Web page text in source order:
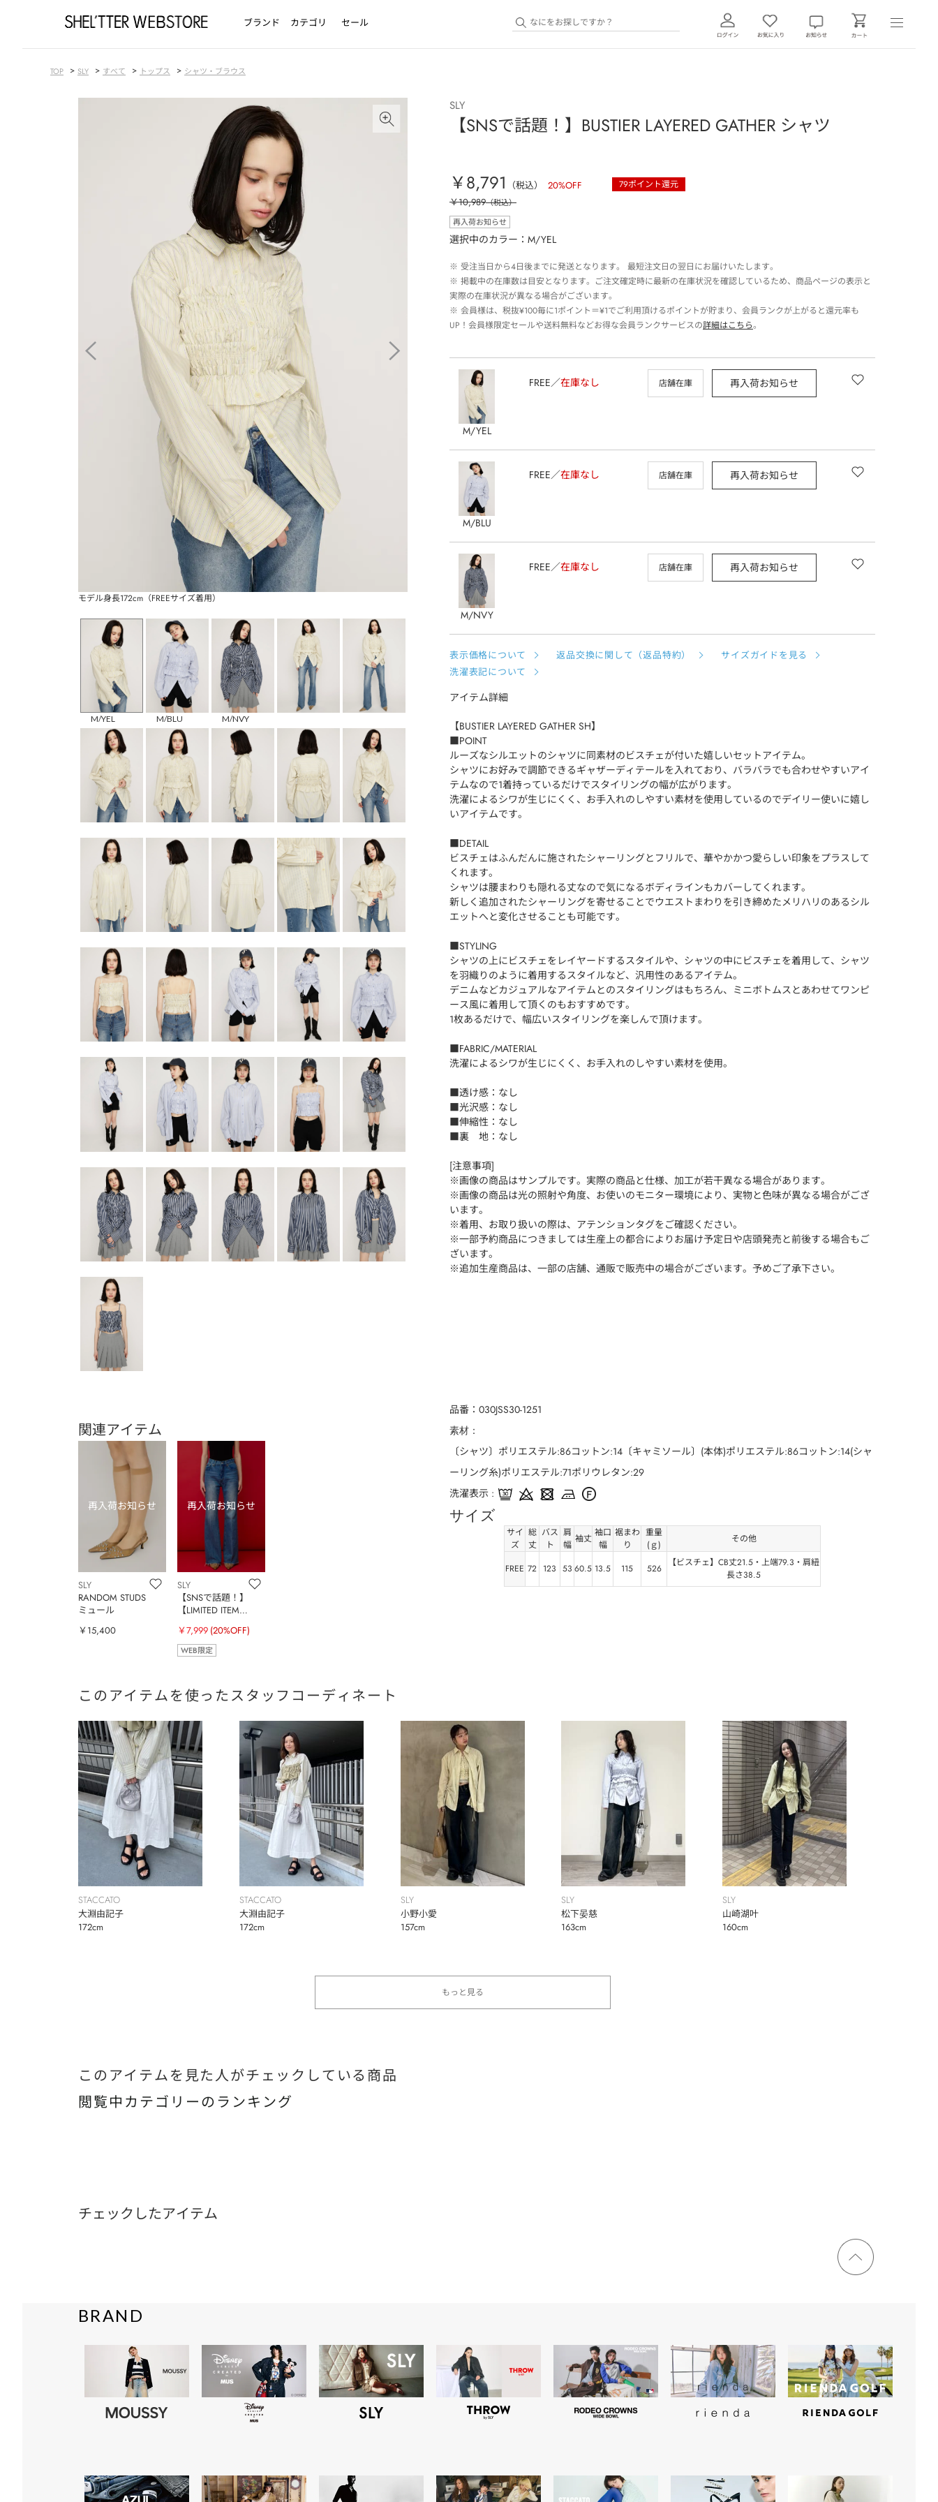
ブランド カテゴリ セール
TOP > SLY > すべて > トップス > シャツ・ブラウス
モデル身長172cm（FREEサイズ着用）
M/YEL M/BLU M/NVY
関連アイテム
SLY
RANDOM STUDS
ミュール
￥15,400
SLY
【SNSで話題！】
【LIMITED ITEM】J
DENIM パンツ
￥7,999 (20%OFF)
WEB限定
SLY
【SNSで話題！】BUSTIER LAYERED GATHER シャツ
￥8,791 （税込） 20%OFF 79ポイント還元
￥10,989（税込）
再入荷お知らせ
選択中のカラー：M/YEL
※ 受注当日から4日後までに発送となります。 最短注文日の翌日にお届けいたします。
※ 掲載中の在庫数は目安となります。ご注文確定時に最新の在庫状況を確認しているため、商品ページの表示と
実際の在庫状況が異なる場合がございます。
※ 会員様は、税抜¥100毎に1ポイント＝¥1でご利用頂けるポイントが貯まり、会員ランクが上がると還元率も
UP！会員様限定セールや送料無料などお得な会員ランクサービスの詳細はこちら。
M/YEL
FREE 在庫なし 店舗在庫 再入荷お知らせ
M/BLU
FREE 在庫なし 店舗在庫 再入荷お知らせ
M/NVY
FREE 在庫なし 店舗在庫 再入荷お知らせ
表示価格について 返品交換に関して（返品特約）
サイズガイドを見る
洗濯表記について
アイテム詳細
【BUSTIER LAYERED GATHER SH】
■POINT
ルーズなシルエットのシャツに同素材のビスチェが付いた嬉しいセットアイテム。
シャツにお好みで調節できるギャザーディテールを入れており、バラバラでも合わせやすいアイ
テムなので1着持っているだけでスタイリングの幅が広がります。
洗濯によるシワが生じにくく、お手入れのしやすい素材を使用しているのでデイリー使いに嬉し
いアイテムです。
■DETAIL
ビスチェはふんだんに施されたシャーリングとフリルで、華やかかつ愛らしい印象をプラスして
くれます。
シャツは腰まわりも隠れる丈なので気になるボディラインもカバーしてくれます。
新しく追加されたシャーリングを寄せることでウエストまわりを引き締めたメリハリのあるシル
エットへと変化させることも可能です。
■STYLING
シャツの上にビスチェをレイヤードするスタイルや、シャツの中にビスチェを着用して、シャツ
を羽織りのように着用するスタイルなど、汎用性のあるアイテム。
デニムなどカジュアルなアイテムとのスタイリングはもちろん、ミニボトムスとあわせてワンピ
ース風に着用して頂くのもおすすめです。
1枚あるだけで、幅広いスタイリングを楽しんで頂けます。
■FABRIC/MATERIAL
洗濯によるシワが生じにくく、お手入れのしやすい素材を使用。
■透け感：なし
■光沢感：なし
■伸縮性：なし
■裏 地：なし
[注意事項]
※画像の商品はサンプルです。実際の商品と仕様、加工が若干異なる場合があります。
※画像の商品は光の照射や角度、お使いのモニター環境により、実物と色味が異なる場合がござ
います。
※着用、お取り扱いの際は、アテンションタグをご確認ください。
※一部予約商品につきましては生産上の都合によりお届け予定日や店頭発売と前後する場合もご
ざいます。
※追加生産商品は、一部の店舗、通販で販売中の場合がございます。予めご了承下さい。
品番 030JSS30-1251
素材
〔シャツ〕ポリエステル:86コットン:14〔キャミソール〕(本体)ポリエステル:86コットン:14(シャ
ーリング糸)ポリエステル:71ポリウレタン:29
洗濯表示
サイズ
サイ
ズ
総
丈
バス
ト
肩
幅 袖丈 袖口
幅
裾まわ
り
重量
(ｇ)
その他
FREE 72 123 53 60.5 13.5 115 526
【ビスチェ】CB丈21.5・上端79.3・肩紐
長さ38.5
このアイテムを使ったスタッフコーディネート
STACCATO
大淵由記子
172cm
STACCATO
大淵由記子
172cm
SLY
小野小愛
157cm
SLY
松下晏慈
163cm
SLY
山崎湖叶
160cm
もっと見る
このアイテムを見た人がチェックしている商品
閲覧中カテゴリーのランキング
チェックしたアイテム
ページ
トップ
BRAND